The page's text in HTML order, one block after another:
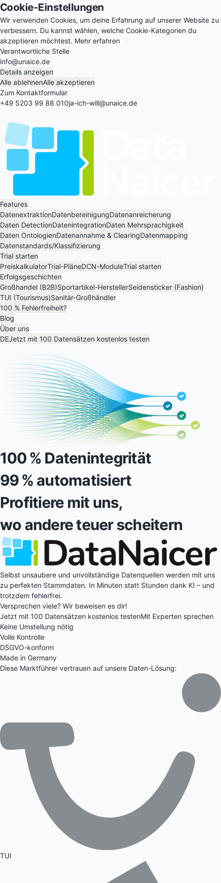
Cookie-Einstellungen
Wir verwenden Cookies, um deine Erfahrung auf unserer Website zu
verbessern. Du kannst wählen, welche Cookie-Kategorien du
akzeptieren möchtest. Mehr erfahren
Verantwortliche Stelle
info@unaice.de
Details anzeigen
Alle ablehnenAlle akzeptieren
Zum Kontaktformular
+49 5203 99 88 010ja-ich-will@unaice.de
Features
DatenextraktionDatenbereinigungDatenanreicherung
Daten DetectionDatenintegrationDaten Mehrsprachigkeit
Daten OntologienDatenannahme & ClearingDatenmapping
Datenstandards/Klassifizierung
Trial starten
PreiskalkulatorTrial-PläneDCN-ModuleTrial starten
Erfolgsgeschichten
Großhandel (B2B)Sportartikel-HerstellerSeidensticker (Fashion)
TUI (Tourismus)Sanitär-Großhändler
100 % Fehlerfreiheit?
Blog
Über uns
DEJetzt mit 100 Datensätzen kostenlos testen
100 % Datenintegrität
99 % automatisiert
Profitiere mit uns,
wo andere teuer scheitern
Selbst unsaubere und unvollständige Datenquellen werden mit uns
zu perfekten Stammdaten. In Minuten statt Stunden dank KI – und
trotzdem fehlerfrei.
Versprechen viele? Wir beweisen es dir!
Jetzt mit 100 Datensätzen kostenlos testenMit Experten sprechen
Keine Umstellung nötig
Volle Kontrolle
DSGVO-konform
Made in Germany
Diese Marktführer vertrauen auf unsere Daten-Lösung:
TUI